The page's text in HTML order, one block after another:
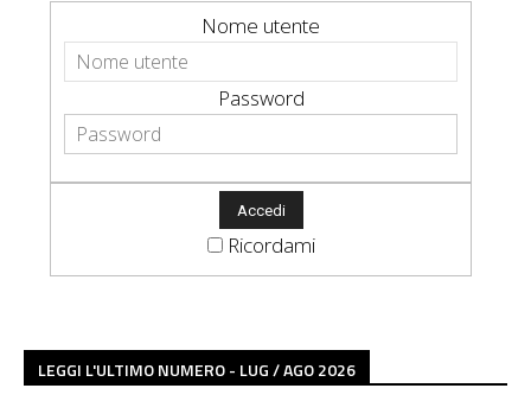
Nome utente
Password
Ricordami
LEGGI L'ULTIMO NUMERO - LUG / AGO 2026